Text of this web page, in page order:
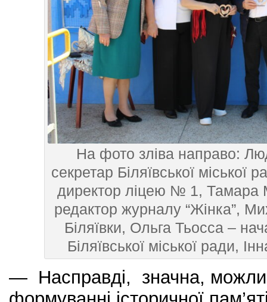
На фото зліва направо:
секретар Біляївської міської
директор ліцею № 1, Тамара
редактор журналу “Жінка”,
Біляївки, Ольга Тьосса –
Біляївської міської ради,
— Насправді, значна,